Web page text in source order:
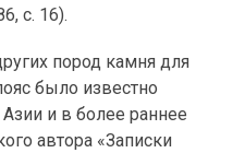
с. 16).
пород камня для
было известно
и в более раннее
автора «Записки